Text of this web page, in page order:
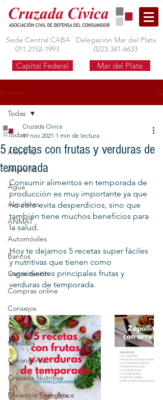
Sede Central CABA
011.2152-1993
Delegación Mar del Plata
0223.341-6633
Capital Federal Mar del Plata
Entrada
Todas
Ahora 12
Ahora 18
Agua
Alquileres
ANMAT
Automóviles
Bancos
Capacitación
Compras online
Consejos
Consumo Seguro
Creditos
Coronavirus
Cruzada Nutritiva
Eficiencia Energética
Todas
5 recetas con frutas y verduras de
temporada
Cruzada Cívica
19 nov 2021 1 min de lectura
Consumir alimentos en temporada de
producción es muy importante ya que
no sólo evita desperdicios, sino que
también tiene muchos beneficios para
la salud.
Hoy te dejamos 5 recetas super fáciles
y nutritivas que tienen como
ingredientes principales frutas y
verduras de temporada.